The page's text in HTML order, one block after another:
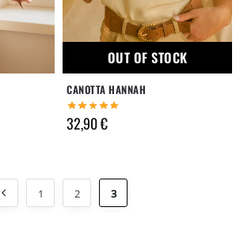
OUT OF STOCK
CANOTTA HANNAH
32,90€
1 2 3